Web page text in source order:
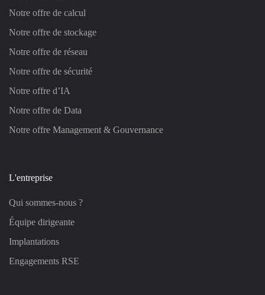
Notre offre de calcul
Notre offre de stockage
Notre offre de réseau
Notre offre de sécurité
Notre offre d’IA
Notre offre de Data
Notre offre Management & Gouvernance
L'entreprise
Qui sommes-nous ?
Équipe dirigeante
Implantations
Engagements RSE